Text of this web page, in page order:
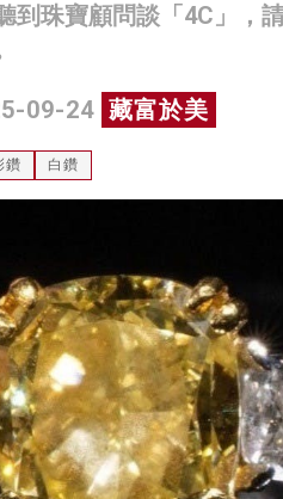
到珠寶顧問談「4C」，
09-24 藏富於美
鑽 白鑽